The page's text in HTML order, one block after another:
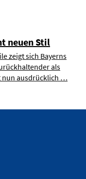
neuen Stil
zeigt sich Bayerns
als
nun ausdrücklich …